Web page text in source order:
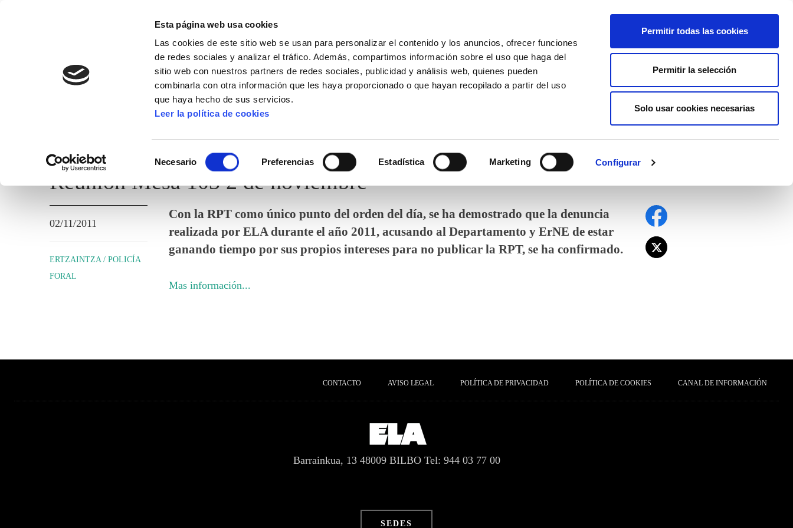
Esta página web usa cookies
Las cookies de este sitio web se usan para personalizar el contenido y los anuncios, ofrecer funciones
de redes sociales y analizar el tráfico. Además, compartimos información sobre el uso que haga del
sitio web con nuestros partners de redes sociales, publicidad y análisis web, quienes pueden
combinarla con otra información que les haya proporcionado o que hayan recopilado a partir del uso
que haya hecho de sus servicios.
Leer la política de cookies
Necesario Preferencias Estadística Marketing Configurar
Permitir todas las cookies
Permitir la selección
Solo usar cookies necesarias
AFÍLIATE
ERTZAINTZA / POLICÍA FORAL
Reunion Mesa 103 2 de noviembre
02/11/2011
ERTZAINTZA / POLICÍA
FORAL
Con la RPT como único punto del orden del día, se ha demostrado que la denuncia
realizada por ELA durante el año 2011, acusando al Departamento y ErNE de estar
ganando tiempo por sus propios intereses para no publicar la RPT, se ha confirmado.
Mas información...
CONTACTO AVISO LEGAL POLÍTICA DE PRIVACIDAD POLÍTICA DE COOKIES CANAL DE INFORMACIÓN
Barrainkua, 13 48009 BILBO Tel: 944 03 77 00
SEDES